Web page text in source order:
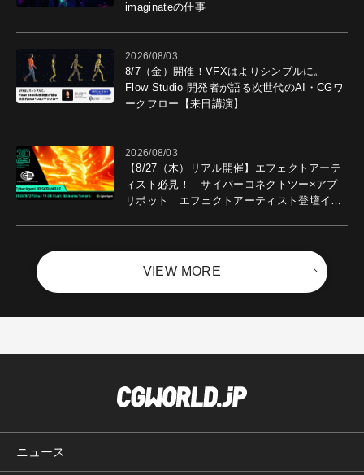
imaginateの仕事
2026/08/03
8/7（金）開催！VFXはよりシンプルに。
Flow Studio 開発者が語る次世代のAI・CGワ
ークフロー【来日講演】
2026/08/03
【8/27（木）リアル開催】エフェクトアーテ
ィスト必見！ サイバーコネクトツー×アプ
リボット エフェクトアーティスト登壇イベ
VIEW MORE
ニュース